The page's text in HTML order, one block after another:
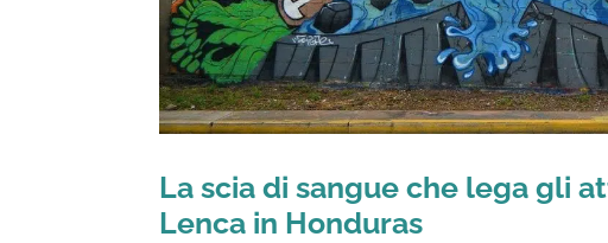
La scia di sangue che lega gli
Lenca in Honduras